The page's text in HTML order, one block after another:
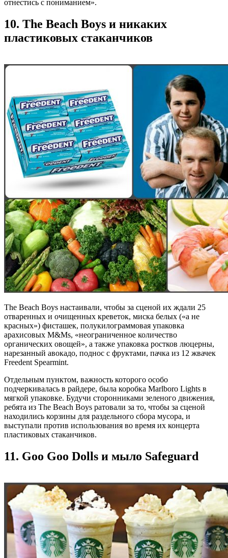
отнестись с пониманием».
10. The Beach Boys и никаких
пластиковых стаканчиков
The Beach Boys настаивали, чтобы за сценой их ждали 25
отваренных и очищенных креветок, миска белых («а не
красных») фисташек, полукилограммовая упаковка
арахисовых M&Ms, «неограниченное количество
органических овощей», а также упаковка ростков люцерны,
нарезанный авокадо, поднос с фруктами, пачка из 12 жвачек
Freedent Spearmint.
Отдельным пунктом, важность которого особо
подчеркивалась в райдере, была коробка Marlboro Lights в
мягкой упаковке. Будучи сторонниками зеленого движения,
ребята из The Beach Boys ратовали за то, чтобы за сценой
находились корзины для раздельного сбора мусора, и
выступали против использования во время их концерта
пластиковых стаканчиков.
11. Goo Goo Dolls и мыло Safeguard